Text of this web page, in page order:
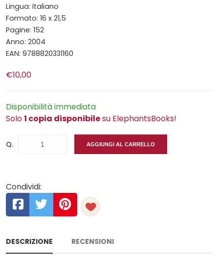
Lingua: Italiano
Formato: 16 x 21,5
Pagine: 152
Anno: 2004
EAN: 9788820331160
€10,00
Disponibilità immediata
Solo1 copia disponibilesu ElephantsBooks!
Q. AGGIUNGI AL CARRELLO
Condividi:
DESCRIZIONE RECENSIONI